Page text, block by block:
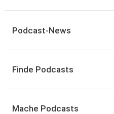
Podcast-News
Finde Podcasts
Mache Podcasts